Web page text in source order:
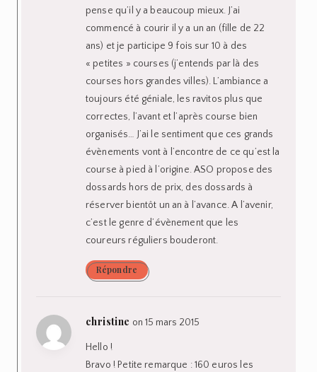
pense qu’il y a beaucoup mieux. J’ai
commencé à courir il y a un an (fille de 22
ans) et je participe 9 fois sur 10 à des
« petites » courses (j’entends par là des
courses hors grandes villes). L’ambiance a
toujours été géniale, les ravitos plus que
correctes, l’avant et l’après course bien
organisés… J’ai le sentiment que ces grands
évènements vont à l’encontre de ce qu’est la
course à pied à l’origine. ASO propose des
dossards hors de prix, des dossards à
réserver bientôt un an à l’avance. A l’avenir,
c’est le genre d’évènement que les
coureurs réguliers bouderont.
Répondre
christine on 15 mars 2015
Hello !
Bravo ! Petite remarque : 160 euros les